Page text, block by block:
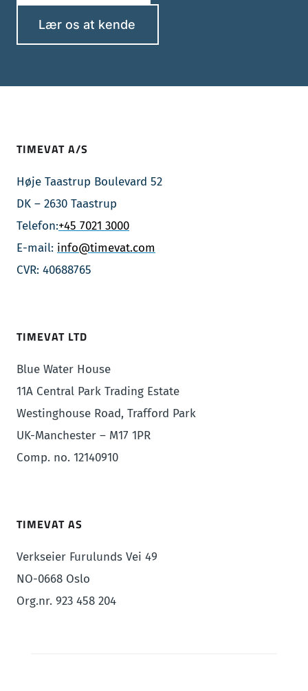
Lær os at kende
TIMEVAT A/S
Høje Taastrup Boulevard 52
DK – 2630 Taastrup
Telefon:+45 7021 3000
E-mail: info@timevat.com
CVR: 40688765
TIMEVAT LTD
Blue Water House
11A Central Park Trading Estate
Westinghouse Road, Trafford Park
UK-Manchester – M17 1PR
Comp. no. 12140910
TIMEVAT AS
Verkseier Furulunds Vei 49
NO-0668 Oslo
Org.nr. 923 458 204